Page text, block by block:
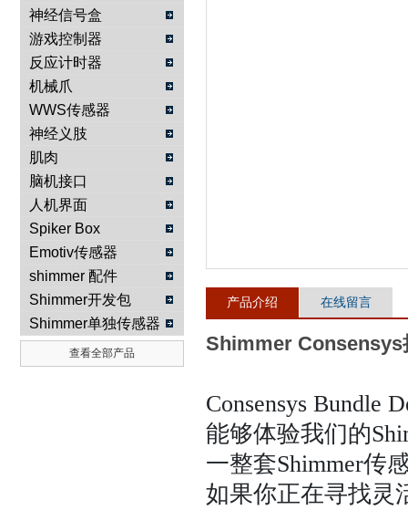
神经信号盒
游戏控制器
反应计时器
机械爪
WWS传感器
神经义肢
肌肉
脑机接口
人机界面
Spiker Box
Emotiv传感器
shimmer 配件
Shimmer开发包
Shimmer单独传感器
查看全部产品
产品介绍 在线留言
Shimmer Consensys
Consensys Bundle
能够体验我们的
一整套
如果你正在寻找灵